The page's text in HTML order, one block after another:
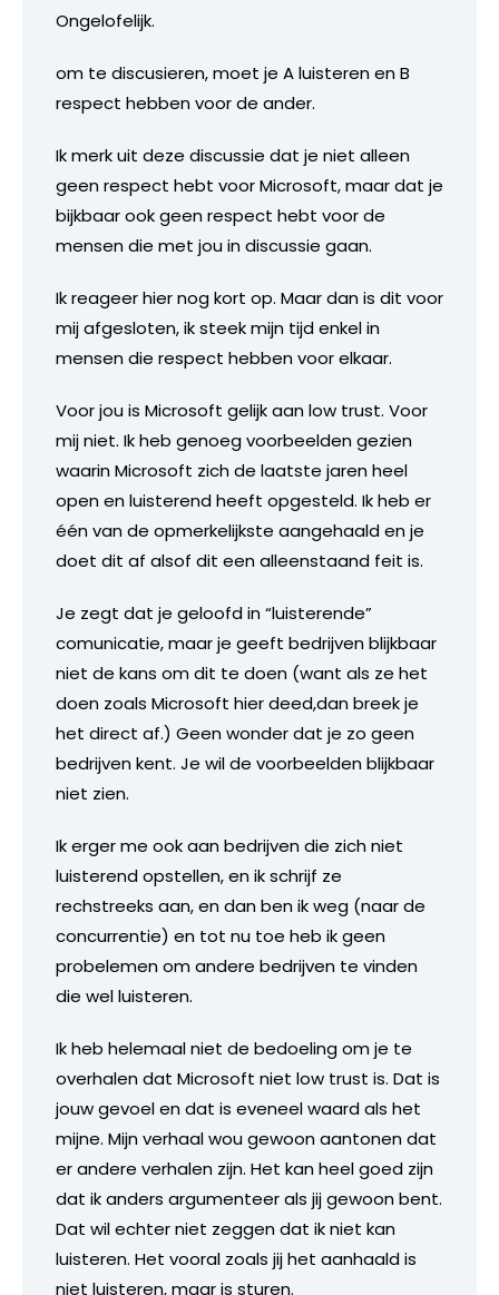
Ongelofelijk.
om te discusieren, moet je A luisteren en B
respect hebben voor de ander.
Ik merk uit deze discussie dat je niet alleen
geen respect hebt voor Microsoft, maar dat je
bijkbaar ook geen respect hebt voor de
mensen die met jou in discussie gaan.
Ik reageer hier nog kort op. Maar dan is dit voor
mij afgesloten, ik steek mijn tijd enkel in
mensen die respect hebben voor elkaar.
Voor jou is Microsoft gelijk aan low trust. Voor
mij niet. Ik heb genoeg voorbeelden gezien
waarin Microsoft zich de laatste jaren heel
open en luisterend heeft opgesteld. Ik heb er
één van de opmerkelijkste aangehaald en je
doet dit af alsof dit een alleenstaand feit is.
Je zegt dat je geloofd in “luisterende”
comunicatie, maar je geeft bedrijven blijkbaar
niet de kans om dit te doen (want als ze het
doen zoals Microsoft hier deed,dan breek je
het direct af.) Geen wonder dat je zo geen
bedrijven kent. Je wil de voorbeelden blijkbaar
niet zien.
Ik erger me ook aan bedrijven die zich niet
luisterend opstellen, en ik schrijf ze
rechstreeks aan, en dan ben ik weg (naar de
concurrentie) en tot nu toe heb ik geen
probelemen om andere bedrijven te vinden
die wel luisteren.
Ik heb helemaal niet de bedoeling om je te
overhalen dat Microsoft niet low trust is. Dat is
jouw gevoel en dat is eveneel waard als het
mijne. Mijn verhaal wou gewoon aantonen dat
er andere verhalen zijn. Het kan heel goed zijn
dat ik anders argumenteer als jij gewoon bent.
Dat wil echter niet zeggen dat ik niet kan
luisteren. Het vooral zoals jij het aanhaald is
niet luisteren, maar is sturen.